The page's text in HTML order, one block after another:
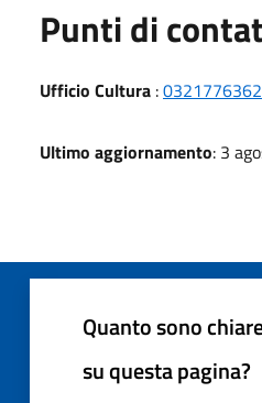
Punti di
Ufficio Cultura :0321776362
Ultimo aggiornamento: 3
Quanto sono
su questa pagina?